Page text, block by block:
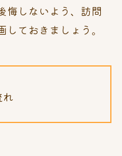
悔しないよう、訪問
ておきましょう。